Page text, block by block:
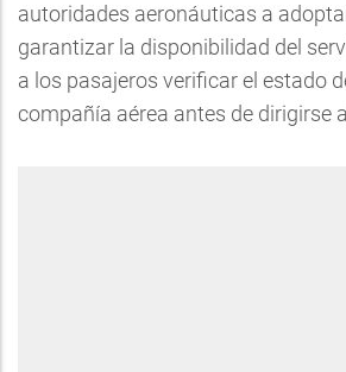
autoridades aeronáuticas a
garantizar la disponibilidad del
a los pasajeros verificar el estado
compañía aérea antes de dirigirse